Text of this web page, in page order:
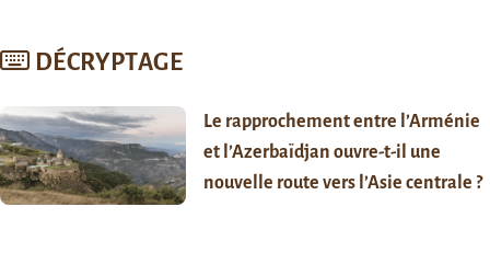
DÉCRYPTAGE
Le rapprochement entre l’Arménie
et l’Azerbaïdjan ouvre-t-il une
nouvelle route vers l’Asie centrale ?